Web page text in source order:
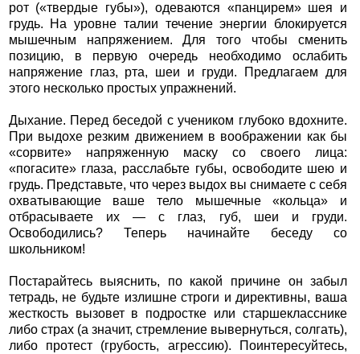
рот («твердые губы»), одеваются «панцирем» шея и
грудь. На уровне талии течение энергии блокируется
мышечным напряжением. Для того чтобы сменить
позицию, в первую очередь необходимо ослабить
напряжение глаз, рта, шеи и груди. Предлагаем для
этого несколько простых упражнений.
Дыхание. Перед беседой с учеником глубоко вдохните.
При выдохе резким движением в воображении как бы
«сорвите» напряженную маску со своего лица:
«погасите» глаза, расслабьте губы, освободите шею и
грудь. Представьте, что через выдох вы снимаете с себя
охватывающие ваше тело мышечные «кольца» и
отбрасываете их — с глаз, губ, шеи и груди.
Освободились? Теперь начинайте беседу со
школьником!
Постарайтесь выяснить, по какой причине он забыл
тетрадь, не будьте излишне строги и директивны, ваша
жесткость вызовет в подростке или старшекласснике
либо страх (а значит, стремление вывернуться, солгать),
либо протест (грубость, агрессию). Поинтересуйтесь,